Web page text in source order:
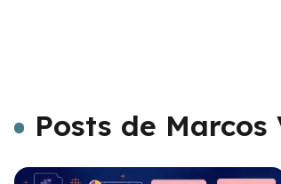
Posts de Marcos